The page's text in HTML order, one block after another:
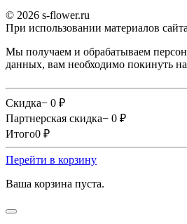
© 2026 s-flower.ru
При использовании материалов
Мы получаем и обрабатываем
данных, вам необходимо покинуть
Скидка− 0 ₽
Партнерская скидка− 0 ₽
Итого0 ₽
Перейти в корзину
Ваша корзина пуста.